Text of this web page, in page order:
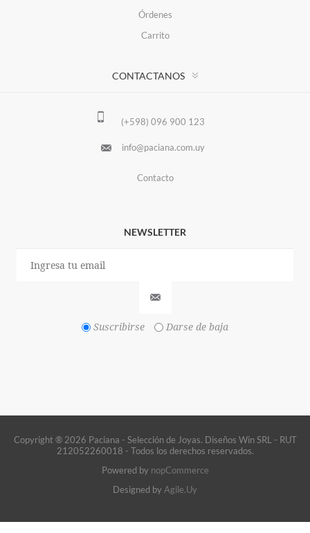
Órdenes
Carrito
CONTACTANOS
(+598) 096 900 123
info@paciana.com.uy
Contacto
NEWSLETTER
Suscribirse Darse de baja
Copyright ® 2026 Paciana - Selección de Joyas. Diseños Win SRL - RUT
212052260018 - Todos los derechos reservados.
Powered by nopCommerce
Designed byAgile.Uy